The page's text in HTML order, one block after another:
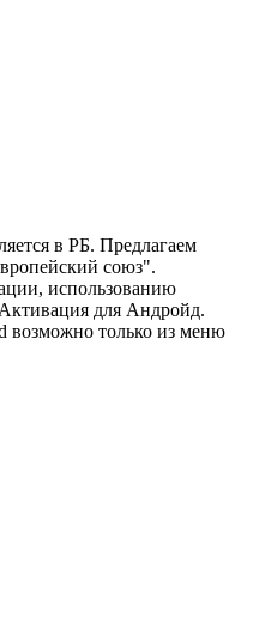
в РБ. Предлагаем
союз".
использованию
для Андройд.
возможно только из меню